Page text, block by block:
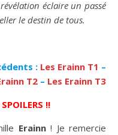
éclaire un passé
le destin de tous.
: Les Erainn T1 –
T2 – Les Erainn T3
!!
Erainn! Je remercie